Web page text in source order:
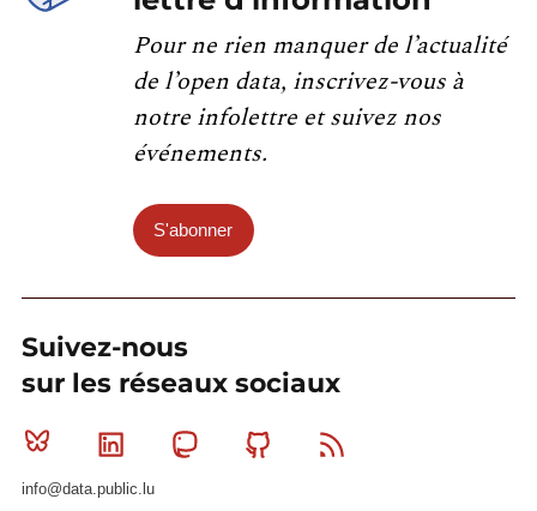
Pour ne rien manquer de l’actualité
de l’open data, inscrivez-vous à
notre infolettre et suivez nos
événements.
S'abonner
Suivez-nous
sur les réseaux sociaux
Bluesky Linkedin MastodonGithub
info@data.public.lu